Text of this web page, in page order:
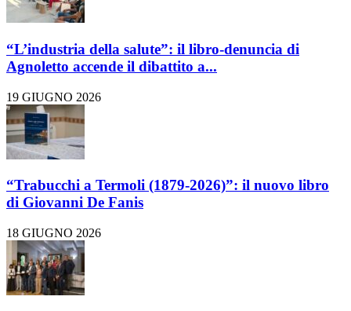
“L’industria della salute”: il libro-denuncia di
Agnoletto accende il dibattito a...
19 GIUGNO 2026
“Trabucchi a Termoli (1879-2026)”: il nuovo libro
di Giovanni De Fanis
18 GIUGNO 2026